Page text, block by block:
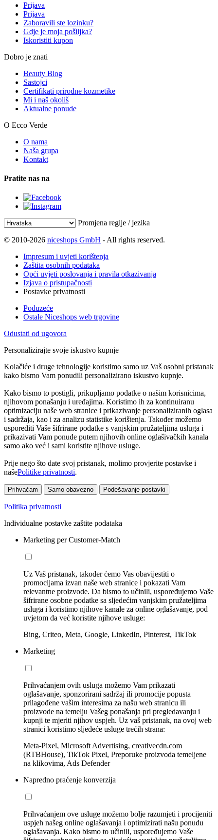
Prijava
Prijava
Zaboravili ste lozinku?
Gdje je moja pošiljka?
Iskoristiti kupon
Dobro je znati
Beauty Blog
Sastojci
Certifikati prirodne kozmetike
Mi i naš okoliš
Aktualne ponude
O Ecco Verde
O nama
Naša grupa
Kontakt
Pratite nas na
Promjena regije / jezika
© 2010-2026 niceshops GmbH - All rights reserved.
Impresum i uvjeti korištenja
Zaštita osobnih podataka
Opći uvjeti poslovanja i pravila otkazivanja
Izjava o pristupačnosti
Postavke privatnosti
Poduzeće
Ostale Niceshops web trgovine
Odustati od ugovora
Personalizirajte svoje iskustvo kupnje
Kolačiće i druge tehnologije koristimo samo uz Vaš osobni pristanak
kako bismo Vam ponudili personalizirano iskustvo kupnje.
Kako bismo to postigli, prikupljamo podatke o našim korisnicima,
njihovom ponašanju i uređajima. Koristimo ih za kontinuiranu
optimizaciju naše web stranice i prikazivanje personaliziranih oglasa
i sadržaja, kao i za analizu statistike korištenja. Također možemo
usporediti Vaše šifrirane podatke s vanjskim pružateljima usluga i
prikazivati Vam ponude putem njihovih online oglašivačkih kanala
samo ako već i sami koristite njihove usluge.
Prije nego što date svoj pristanak, molimo provjerite postavke i
našePolitike privatnosti.
Prihvaćam Samo obavezno Podešavanje postavki
Politika privatnosti
Individualne postavke zaštite podataka
Marketing per Customer-Match
Uz Vaš pristanak, također ćemo Vas obavijestiti o
promocijama izvan naše web stranice i pokazati Vam
relevantne proizvode. Da bismo to učinili, uspoređujemo Vaše
šifrirane osobne podatke sa sljedećim vanjskim pružateljima
usluga i koristimo njihove kanale za online oglašavanje, pod
uvjetom da već koristite njihove usluge:
Bing, Criteo, Meta, Google, LinkedIn, Pinterest, TikTok
Marketing
Prihvaćanjem ovih usluga možemo Vam prikazati
oglašavanje, sponzorirani sadržaj ili promocije popusta
prilagođene vašim interesima za našu web stranicu ili
proizvode na temelju Vašeg ponašanja pri pregledavanju i
kupnji te mjeriti njihov uspjeh. Uz vaš pristanak, na ovoj web
stranici koristimo sljedeće usluge trećih strana:
Meta-Pixel, Microsoft Advertising, creativecdn.com
(RTBHouse), TikTok Pixel, Preporuke proizvoda temeljene
na klikovima, Ads Defender
Napredno praćenje konverzija
Prihvaćanjem ove usluge možemo bolje razumjeti i procijeniti
uspjeh našeg online oglašavanja i optimizirati našu ponudu
oglašavanja. Kako bismo to učinili, uspoređujemo Vaše